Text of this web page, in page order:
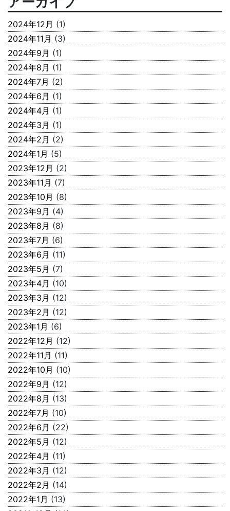
2024年12月 (1)
2024年11月 (3)
2024年9月 (1)
2024年8月 (1)
2024年7月 (2)
2024年6月 (1)
2024年4月 (1)
2024年3月 (1)
2024年2月 (2)
2024年1月 (5)
2023年12月 (2)
2023年11月 (7)
2023年10月 (8)
2023年9月 (4)
2023年8月 (8)
2023年7月 (6)
2023年6月 (11)
2023年5月 (7)
2023年4月 (10)
2023年3月 (12)
2023年2月 (12)
2023年1月 (6)
2022年12月 (12)
2022年11月 (11)
2022年10月 (10)
2022年9月 (12)
2022年8月 (13)
2022年7月 (10)
2022年6月 (22)
2022年5月 (12)
2022年4月 (11)
2022年3月 (12)
2022年2月 (14)
2022年1月 (13)